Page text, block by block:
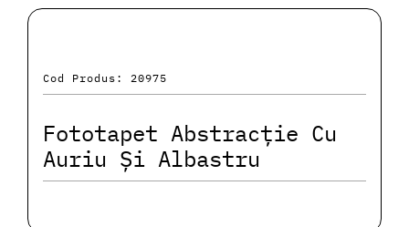
Cod Produs: 20975
Fototapet Abstracție Cu
Auriu Și Albastru